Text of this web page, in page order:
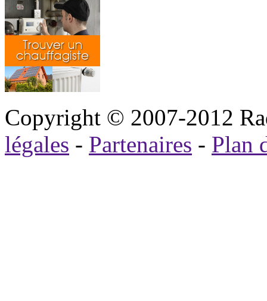
Copyright © 2007-2012
légales - Partenaires - Plan